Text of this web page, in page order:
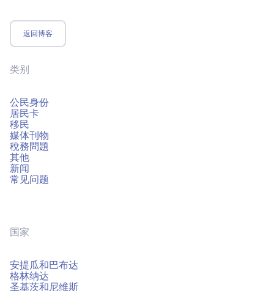
返回博客
类别
公民身份
居民卡
移民
媒体刊物
稅務問題
其他
新闻
常见问题
国家
安提瓜和巴布达
格林纳达
圣基茨和尼维斯